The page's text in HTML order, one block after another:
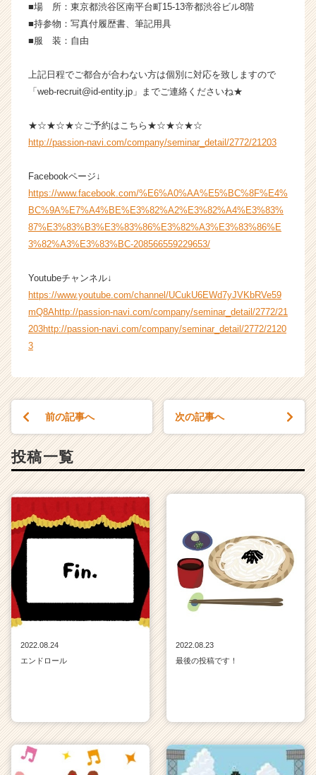
e
e
a
r
r）
■場 所：東京都渋谷区南平台町15-13帝都渋谷ビル8階
■持参物：写真付履歴書、筆記用具
■服 装：自由
上記日程でご都合が合わない方は個別に対応を致しますので
「web-recruit@id-entity.jp」までご連絡くださいね★
★☆★☆★☆ご予約はこちら★☆★☆★☆
http://passion-navi.com/company/seminar_detail/2772/21203
Facebookページ↓
https://www.facebook.com/%E6%A0%AA%E5%BC%8F%E4%
BC%9A%E7%A4%BE%E3%82%A2%E3%82%A4%E3%83%
87%E3%83%B3%E3%83%86%E3%82%A3%E3%83%86%E
3%82%A3%E3%83%BC-208566559229653/
Youtubeチャンネル↓
https://www.youtube.com/channel/UCukU6EWd7yJVKbRVe59
mQ8Ahttp://passion-navi.com/company/seminar_detail/2772/21
203http://passion-navi.com/company/seminar_detail/2772/2120
3
前の記事へ 次の記事へ
投稿一覧
2022.08.24
エンドロール
2022.08.23
最後の投稿です！